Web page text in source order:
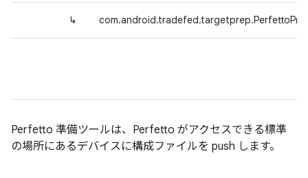
↳
Perfetto 準備ツールは、Perfetto がアクセスできる標準
の場所にあるデバイスに構成ファイルを push します。